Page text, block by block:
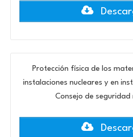
Protección física de los
instalaciones nucleares y en
Consejo de seguridad